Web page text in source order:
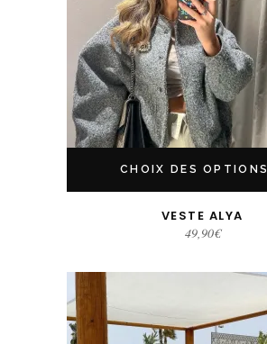
CHOIX DES OPTIONS
VESTE ALYA
49,90€